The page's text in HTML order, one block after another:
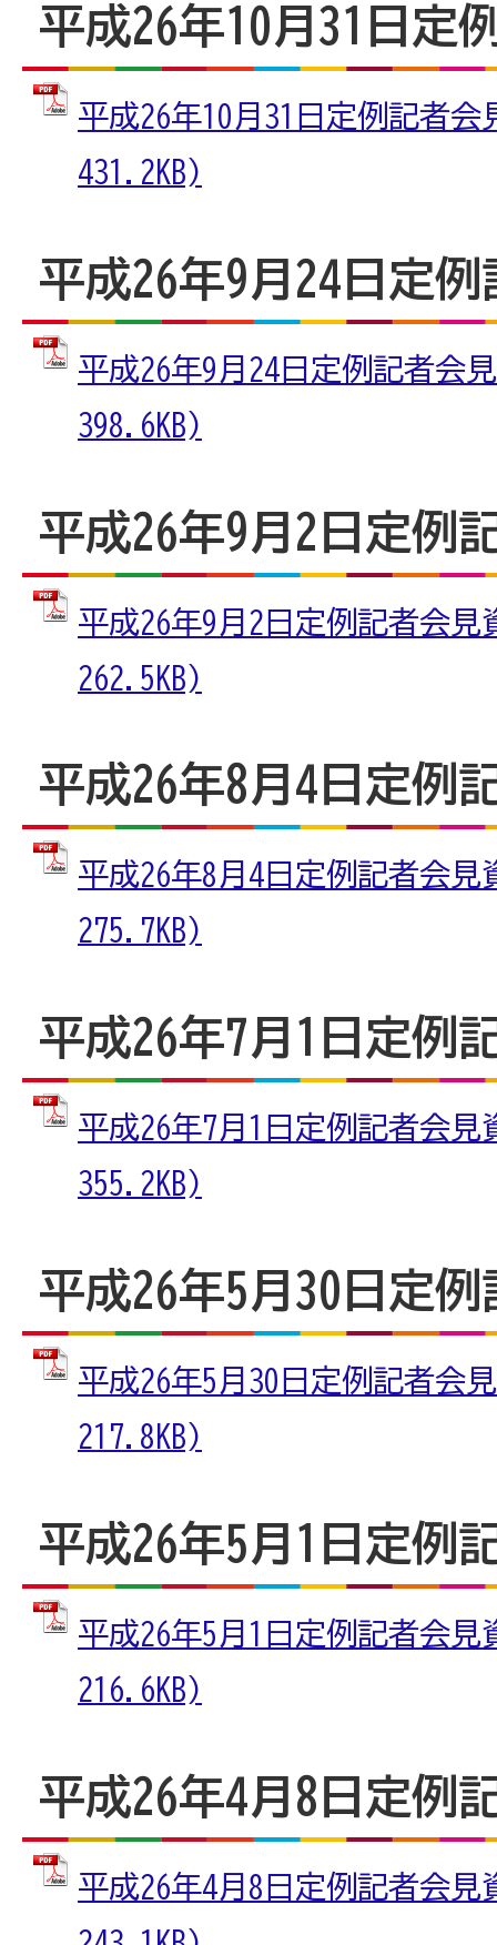
平成26年10月31日定
平成26年10月31日定例記者
431.2KB)
平成26年9月24日定
平成26年9月24日定例記者会
398.6KB)
平成26年9月2日定例
平成26年9月2日定例記者会
262.5KB)
平成26年8月4日定例
平成26年8月4日定例記者会
275.7KB)
平成26年7月1日定例
平成26年7月1日定例記者会
355.2KB)
平成26年5月30日定
平成26年5月30日定例記者会
217.8KB)
平成26年5月1日定例
平成26年5月1日定例記者会
216.6KB)
平成26年4月8日定例
平成26年4月8日定例記者会